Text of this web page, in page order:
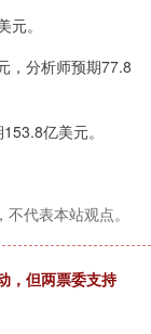
。
，分析师预期77.8
亿美元。
代表本站观点。
，但两票委支持